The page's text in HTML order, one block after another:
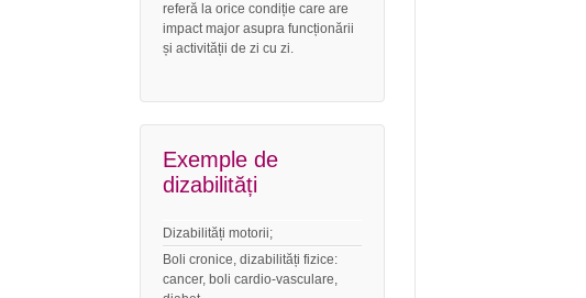
referă la orice condiție care are
impact major asupra funcționării
și activității de zi cu zi.
Exemple de
dizabilități
Dizabilități motorii;
Boli cronice, dizabilități fizice:
cancer, boli cardio-vasculare,